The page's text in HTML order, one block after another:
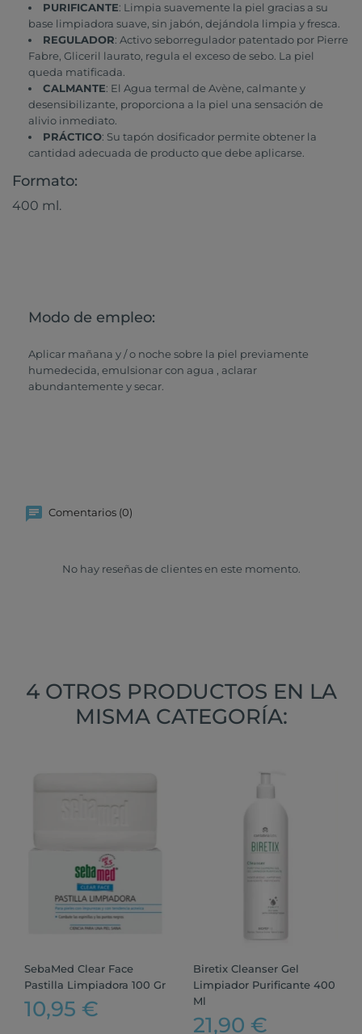
PURIFICANTE: Limpia suavemente la piel gracias a su
base limpiadora suave, sin jabón, dejándola limpia y fresca.
REGULADOR: Activo seborregulador patentado por Pierre
Fabre, Gliceril laurato, regula el exceso de sebo. La piel
queda matificada.
CALMANTE: El Agua termal de Avène, calmante y
desensibilizante, proporciona a la piel una sensación de
alivio inmediato.
PRÁCTICO: Su tapón dosificador permite obtener la
cantidad adecuada de producto que debe aplicarse.
Formato:
400 ml.
Modo de empleo:
Aplicar mañana y / o noche sobre la piel previamente
humedecida, emulsionar con agua , aclarar
abundantemente y secar.
Comentarios (0)
No hay reseñas de clientes en este momento.
4 OTROS PRODUCTOS EN LA
MISMA CATEGORÍA:
SebaMed Clear Face
Pastilla Limpiadora 100 Gr
10,95 €
Biretix Cleanser Gel
Limpiador Purificante 400
Ml
21,90 €